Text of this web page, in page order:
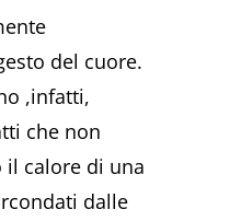
del cuore.
,infatti,
che non
il calore di una
dalle